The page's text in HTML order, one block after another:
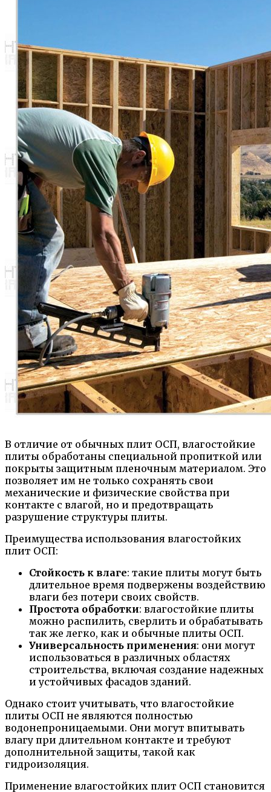
В отличие от обычных плит ОСП, влагостойкие
плиты обработаны специальной пропиткой или
покрыты защитным пленочным материалом. Это
позволяет им не только сохранять свои
механические и физические свойства при
контакте с влагой, но и предотвращать
разрушение структуры плиты.
Преимущества использования влагостойких
плит ОСП:
Стойкость к влаге: такие плиты могут быть
длительное время подвержены воздействию
влаги без потери своих свойств.
Простота обработки: влагостойкие плиты
можно распилить, сверлить и обрабатывать
так же легко, как и обычные плиты ОСП.
Универсальность применения: они могут
использоваться в различных областях
строительства, включая создание надежных
и устойчивых фасадов зданий.
Однако стоит учитывать, что влагостойкие
плиты ОСП не являются полностью
водонепроницаемыми. Они могут впитывать
влагу при длительном контакте и требуют
дополнительной защиты, такой как
гидроизоляция.
Применение влагостойких плит ОСП становится